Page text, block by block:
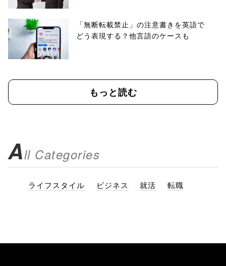
「無断転載禁止」の注意書きを英語で
どう表現する？他言語のケースも
もっと読む
All Categories
ライフスタイル ビジネス 就活 転職